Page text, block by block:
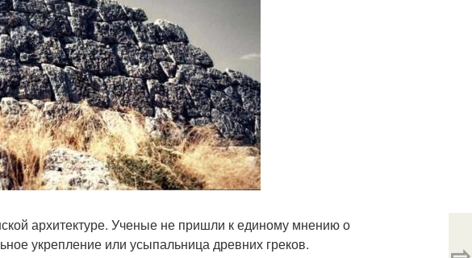
архитектуре. Ученые не пришли к единому мнению о
укрепление или усыпальница древних греков.